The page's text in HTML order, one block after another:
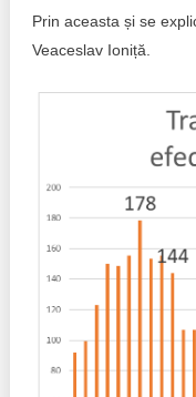
Prin aceasta și se
Veaceslav Ioniță.